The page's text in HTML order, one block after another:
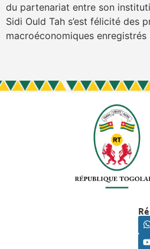
du partenariat entre son
Sidi Ould Tah s’est félicité des
macroéconomiques